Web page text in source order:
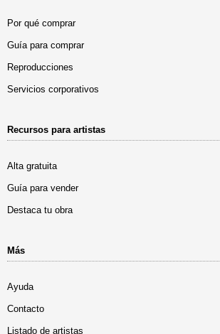
Por qué comprar
Guía para comprar
Reproducciones
Servicios corporativos
Recursos para artistas
Alta gratuita
Guía para vender
Destaca tu obra
Más
Ayuda
Contacto
Listado de artistas